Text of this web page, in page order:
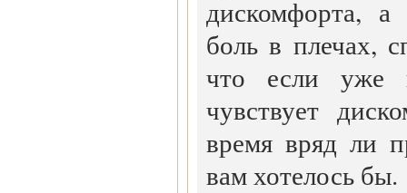
дискомфорта,
боль в плечах,
что если уже
чувствует
время вряд ли
вам хотелось бы.